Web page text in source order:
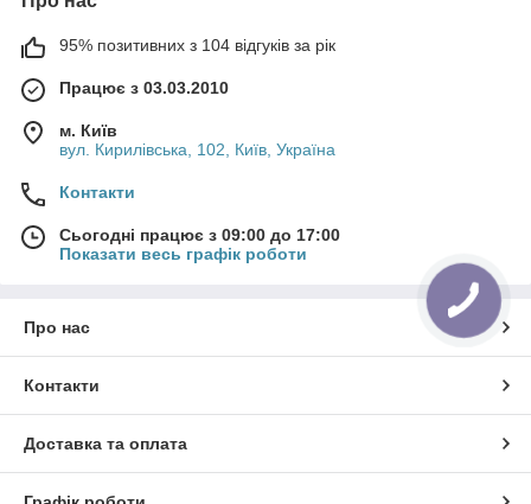
95% позитивних з 104 відгуків за рік
Працює з 03.03.2010
м. Київ
вул. Кирилівська, 102, Київ, Україна
Контакти
Сьогодні працює з 09:00 до 17:00
Показати весь графік роботи
Про нас
Контакти
Доставка та оплата